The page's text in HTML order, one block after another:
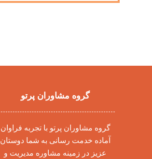
گروه مشاوران پرتو
گروه مشاوران پرتو با تجربه فراوان
آماده خدمت رسانی به شما دوستان
عزیز در زمینه مشاوره مدیریت و